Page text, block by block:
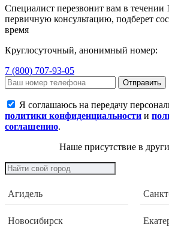
Специалист перезвонит вам в течении
первичную консультацию, подберет
время
Круглосуточный, анонимный номер:
7 (800) 707-93-05
Отправить
Я соглашаюсь на передачу
политики конфиденциальности и
соглашению.
Наше присутствие в
Агидель
Новосибирск